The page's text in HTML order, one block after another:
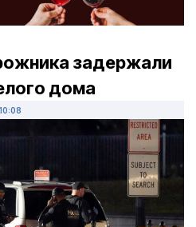
задержали
дома
10:08